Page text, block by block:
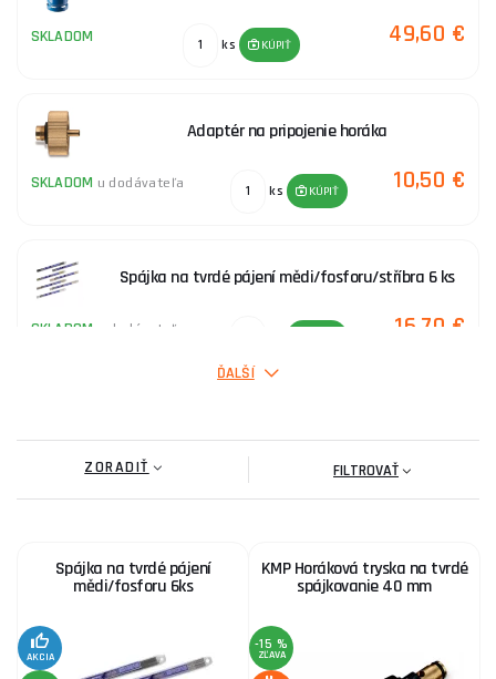
SKLADOM ks KÚPIŤ 49,60 €
Adaptér na pripojenie horáka
SKLADOM u dodávateľa ks KÚPIŤ 10,50 €
Spájka na tvrdé pájení mědi/fosforu/stříbra 6 ks
SKLADOM u dodávateľa 16,70 €
SKLADOM u dodávateľa 2,10 €
Letovací gel DECAP 320ml
SKLADOM ks
ĎALŠÍ
ZORADIŤ FILTROVAŤ
Spájka na tvrdé pájení
mědi/fosforu 6ks
AKCIA
KMP Horáková tryska na tvrdé
spájkovanie 40 mm
-15 %
ZĽAVA